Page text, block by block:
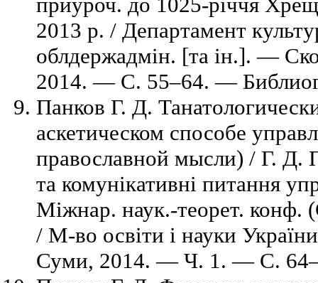
2013 р. / Департамент
облдержадмін. [та ін.]. —
2014. — C. 55–64. —
Панков Г. Д.
аскетическом способе
православной мысли) / Г. Д.
та комунікативні питання
Міжнар. наук.-теорет. конф.
/ М-во освіти і науки
Суми, 2014. — Ч. 1. — C.